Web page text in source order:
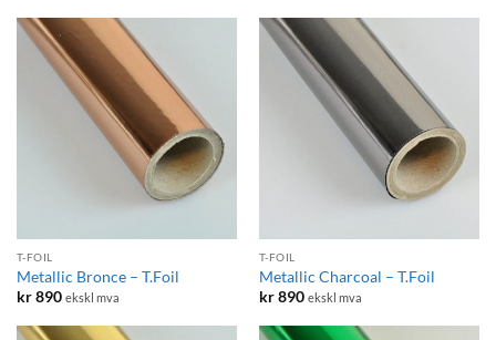
T-FOIL
Metallic Bronce – T.Foil
kr890 ekskl mva
T-FOIL
Metallic Charcoal – T.Foil
kr890 ekskl mva